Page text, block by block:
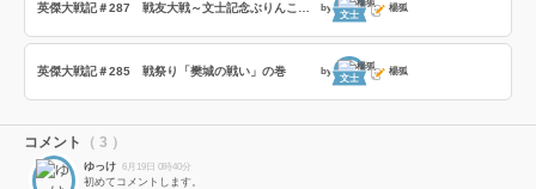
by
文士
楊狐
英傑大戦記＃285 戦祭り「樊城の戦い」の巻 by
文士
楊狐
コメント （ 3 ）
ゆっけ 6月19日 0時40分
初めてコメントします。